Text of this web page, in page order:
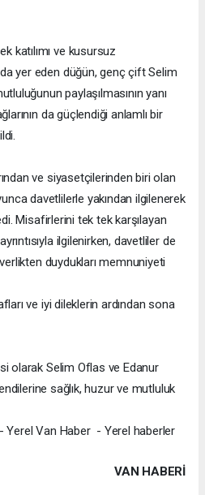
katılımı ve kusursuz
yer eden düğün, genç çift Selim
paylaşılmasının yanı
da güçlendiği anlamlı bir
ve siyasetçilerinden biri olan
davetlilerle yakından ilgilenerek
Misafirlerini tek tek karşılayan
ilgilenirken, davetliler de
duydukları memnuniyeti
ve iyi dileklerin ardından sona
olarak Selim Oflas ve Edanur
sağlık, huzur ve mutluluk
Van Haber - Yerel haberler
VAN HABERİ